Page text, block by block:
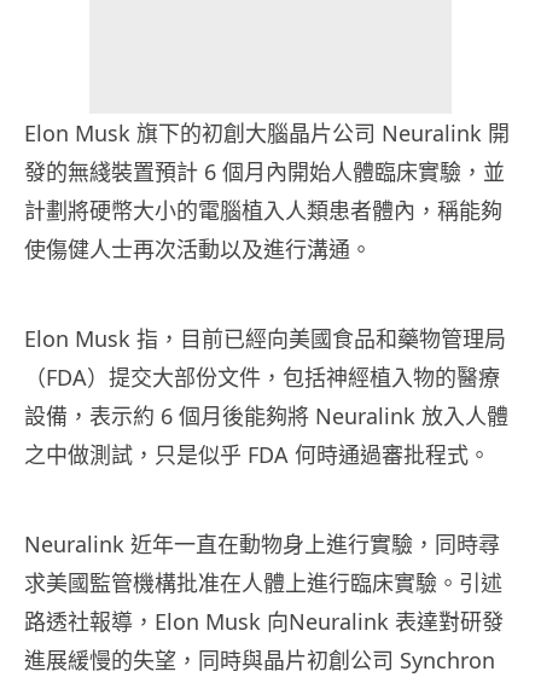
Elon Musk 旗下的初創大腦晶片公司 Neuralink 開
發的無綫裝置預計 6 個月內開始人體臨床實驗，並
計劃將硬幣大小的電腦植入人類患者體內，稱能夠
使傷健人士再次活動以及進行溝通。
Elon Musk 指，目前已經向美國食品和藥物管理局
（FDA）提交大部份文件，包括神經植入物的醫療
設備，表示約 6 個月後能夠將 Neuralink 放入人體
之中做測試，只是似乎 FDA 何時通過審批程式。
Neuralink 近年一直在動物身上進行實驗，同時尋
求美國監管機構批准在人體上進行臨床實驗。引述
路透社報導，Elon Musk 向Neuralink 表達對研發
進展緩慢的失望，同時與晶片初創公司 Synchron